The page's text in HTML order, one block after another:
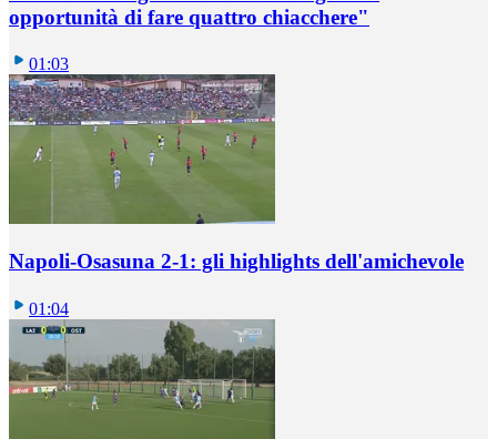
opportunità di fare quattro chiacchere"
01:03
Napoli-Osasuna 2-1: gli highlights dell'amichevole
01:04